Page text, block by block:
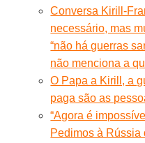
Conversa Kirill-
necessário, mas
“não há guerras
não menciona a
O Papa a Kirill, a
paga são as
“Agora é
Pedimos à Rússia